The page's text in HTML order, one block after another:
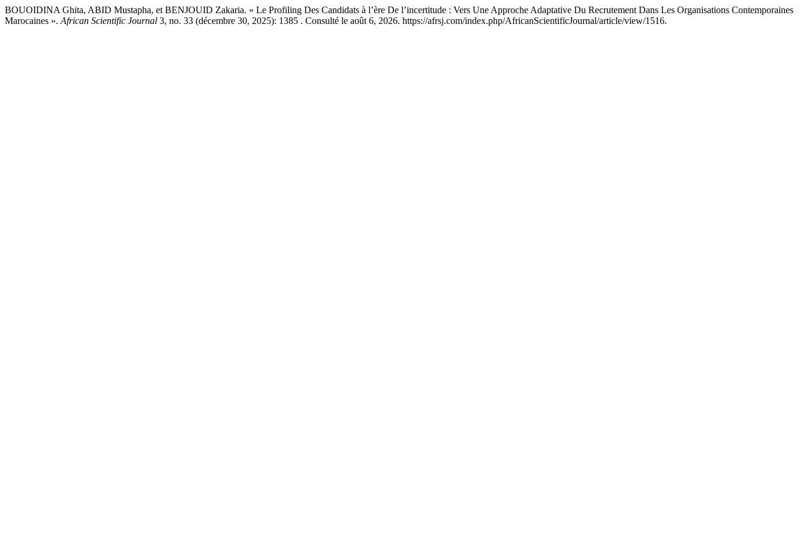
BOUOIDINA Ghita, ABID Mustapha, et BENJOUID Zakaria. « Le Profiling Des Candidats à l’ère De l’incertitude : Vers Une Approche Adaptative Du Recrutement Dans Les Organisations Contemporaines
Marocaines ». African Scientific Journal 3, no. 33 (décembre 30, 2025): 1385 . Consulté le août 6, 2026. https://afrsj.com/index.php/AfricanScientificJournal/article/view/1516.